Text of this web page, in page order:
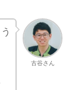
古谷さん